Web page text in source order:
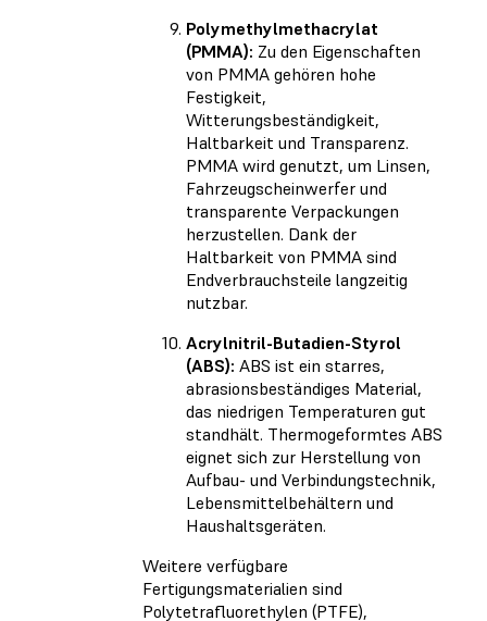
Polymethylmethacrylat
(PMMA): Zu den Eigenschaften
von PMMA gehören hohe
Festigkeit,
Witterungsbeständigkeit,
Haltbarkeit und Transparenz.
PMMA wird genutzt, um Linsen,
Fahrzeugscheinwerfer und
transparente Verpackungen
herzustellen. Dank der
Haltbarkeit von PMMA sind
Endverbrauchsteile langzeitig
nutzbar.
Acrylnitril-Butadien-Styrol
(ABS): ABS ist ein starres,
abrasionsbeständiges Material,
das niedrigen Temperaturen gut
standhält. Thermogeformtes ABS
eignet sich zur Herstellung von
Aufbau- und Verbindungstechnik,
Lebensmittelbehältern und
Haushaltsgeräten.
Weitere verfügbare
Fertigungsmaterialien sind
Polytetrafluorethylen (PTFE),